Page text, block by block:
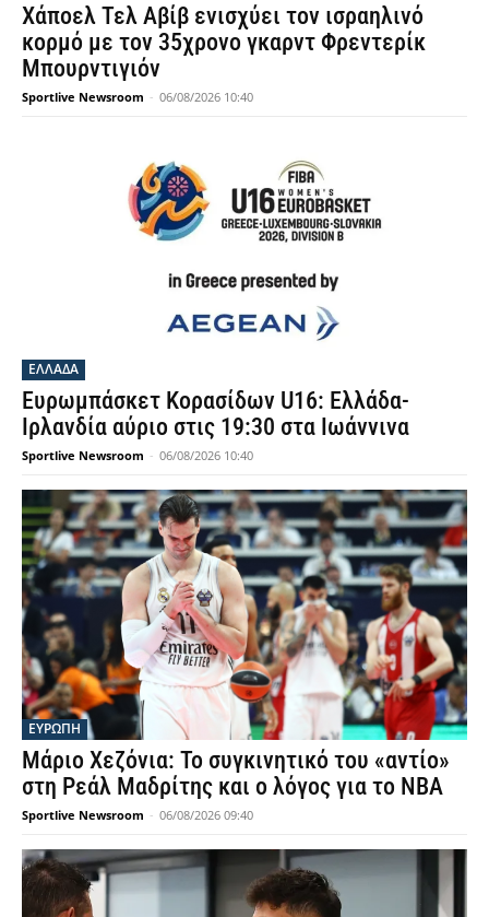
Χάποελ Τελ Αβίβ ενισχύει τον ισραηλινό
κορμό με τον 35χρονο γκαρντ Φρεντερίκ
Μπουρντιγιόν
Sportlive Newsroom - 06/08/2026 10:40
ΕΛΛΑΔΑ
Ευρωμπάσκετ Κορασίδων U16: Ελλάδα-
Ιρλανδία αύριο στις 19:30 στα Ιωάννινα
Sportlive Newsroom - 06/08/2026 10:40
ΕΥΡΩΠΗ
Μάριο Χεζόνια: Το συγκινητικό του «αντίο»
στη Ρεάλ Μαδρίτης και ο λόγος για το NBA
Sportlive Newsroom - 06/08/2026 09:40